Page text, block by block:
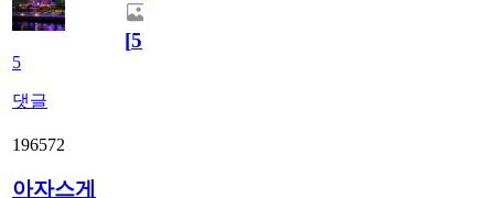
5
댓글
[5]
196572
아자스게